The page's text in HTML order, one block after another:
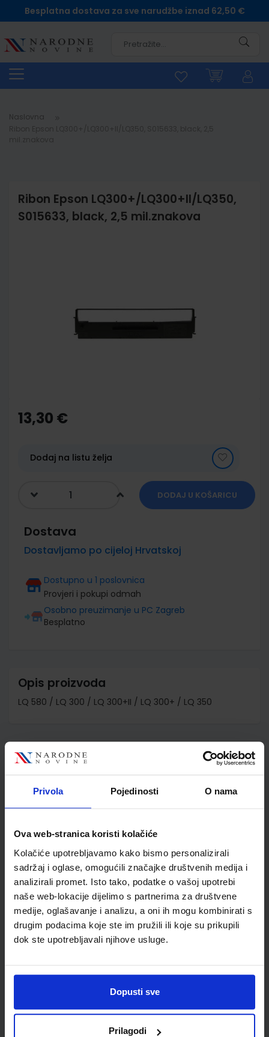
Privola Pojedinosti O nama
Ova web-stranica koristi kolačiće
Kolačiće upotrebljavamo kako bismo personalizirali
sadržaj i oglase, omogućili značajke društvenih medija i
analizirali promet. Isto tako, podatke o vašoj upotrebi
naše web-lokacije dijelimo s partnerima za društvene
medije, oglašavanje i analizu, a oni ih mogu kombinirati s
drugim podacima koje ste im pružili ili koje su prikupili
dok ste upotrebljavali njihove usluge.
Dopusti sve
Prilagodi
Besplatna dostava za sve narudžbe iznad 62,50 €
Naslovna
Ribon Epson LQ300+/LQ300+II/LQ350,
S015633, black, 2,5 mil.znakova
the
beginning
gallery
13,30 €
Dodaj na listu želja
DODAJ U KOŠARICU
Dostava
Dostavljamo po cijeloj Hrvatskoj
Dostupno u 1 poslovnica
Provjeri i pokupi odmah
Osobno preuzimanje u PC Zagreb
Besplatno
Opis proizvoda
LQ 580 / LQ 300 / LQ 300+II / LQ 300+ / LQ 350
Detalji proizvoda
Šifra proizvoda
516408
Jedinična mjera
kom
Newsletter prijava
Prijavite se kako bi primali informacije o novim
proizvodima i uslugama, akcijama i drugim
pogodnostima